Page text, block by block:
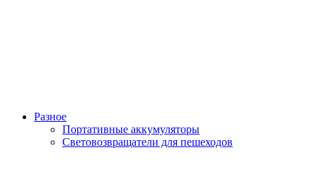
Разное
Портативные аккумуляторы
Световозвращатели для пешеходов